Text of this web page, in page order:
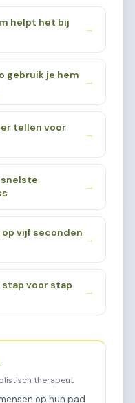
helpt het bij
→
gebruik je hem
→
tellen voor
→
→
vijf seconden
→
voor stap
→
therapeut
op hun pad